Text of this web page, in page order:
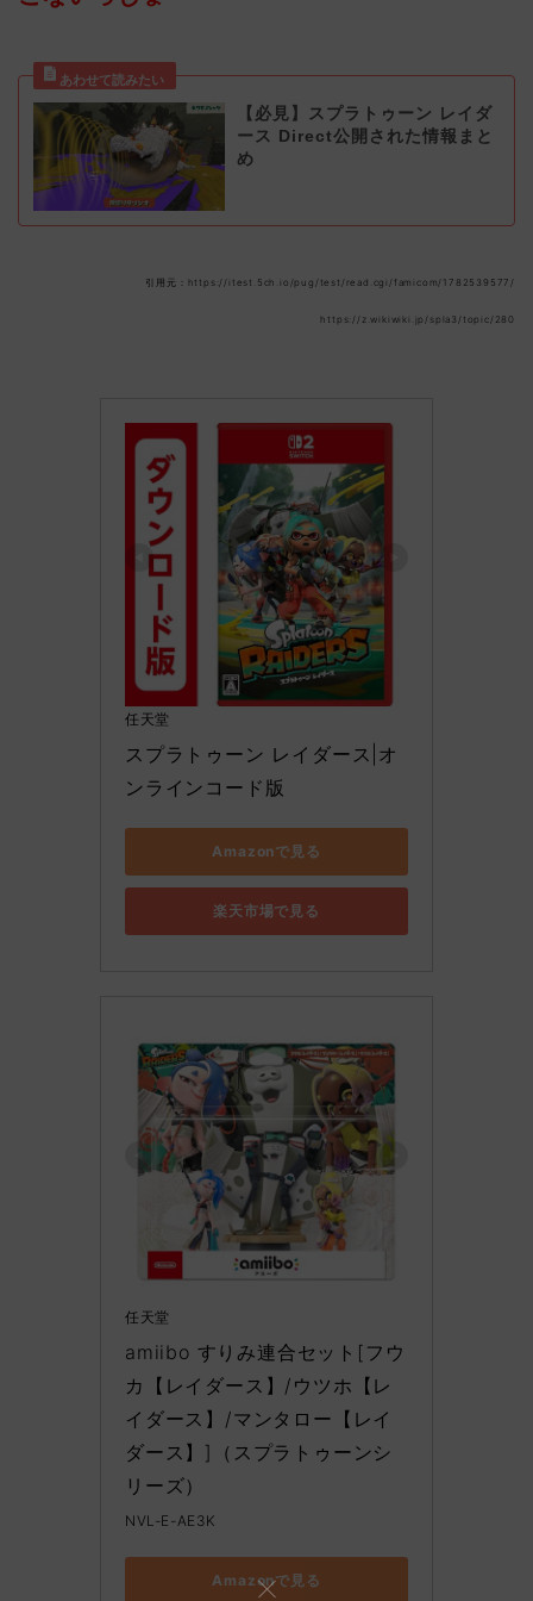
【必見】スプラトゥーン レイダ
ース Direct公開された情報まと
め
引用元：https://itest.5ch.io/pug/test/read.cgi/famicom/1782539577/
https://z.wikiwiki.jp/spla3/topic/280
任天堂
スプラトゥーン レイダース|オ
ンラインコード版
Amazonで見る
楽天市場で見る
任天堂
amiibo すりみ連合セット[フウ
カ【レイダース】/ウツホ【レ
イダース】/マンタロー【レイ
ダース】]（スプラトゥーンシ
リーズ）
NVL-E-AE3K
Amazonで見る